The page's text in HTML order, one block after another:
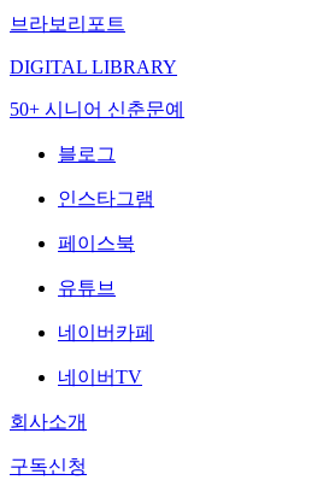
브라보리포트
DIGITAL LIBRARY
50+ 시니어 신춘문예
블로그
인스타그램
페이스북
유튜브
네이버카페
네이버TV
회사소개
구독신청